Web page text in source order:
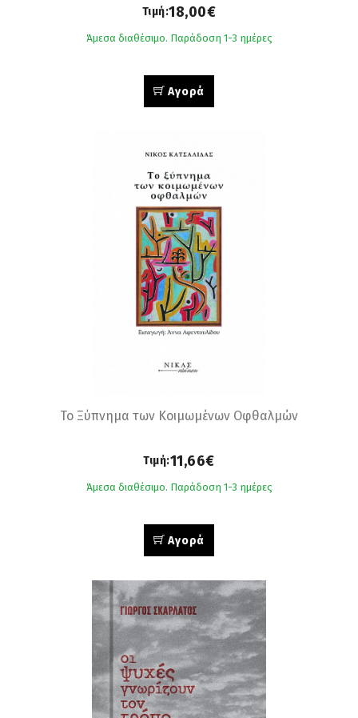
Τιμή:18,00€
Άμεσα διαθέσιμο. Παράδοση 1-3 ημέρες
Αγορά
Το Ξύπνημα των Κοιμωμένων Οφθαλμών
Τιμή:11,66€
Άμεσα διαθέσιμο. Παράδοση 1-3 ημέρες
Αγορά